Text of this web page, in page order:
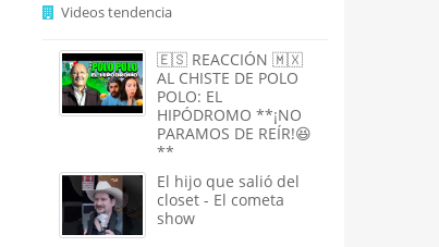
Videos tendencia
🇪🇸 REACCIÓN 🇲🇽
AL CHISTE DE POLO
POLO: EL
HIPÓDROMO **¡NO
PARAMOS DE REÍR!😆
**
El hijo que salió del
closet - El cometa
show